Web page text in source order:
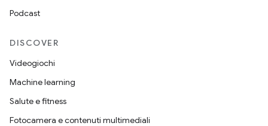
Podcast
DISCOVER
Videogiochi
Machine learning
Salute e fitness
Fotocamera e contenuti multimediali